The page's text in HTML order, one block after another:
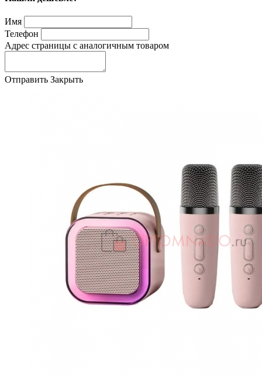
Имя
Телефон
Адрес страницы с аналогичным товаром
Отправить Закрыть